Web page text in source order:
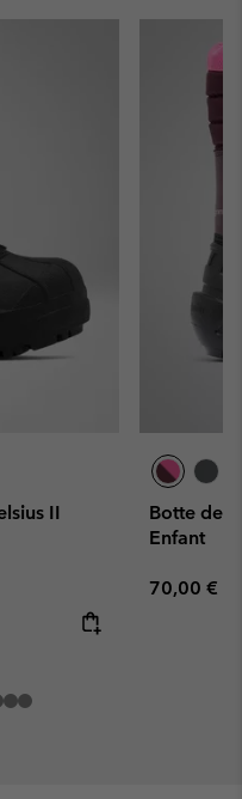
II
Botte de
Enfant
Regular
70,00 €